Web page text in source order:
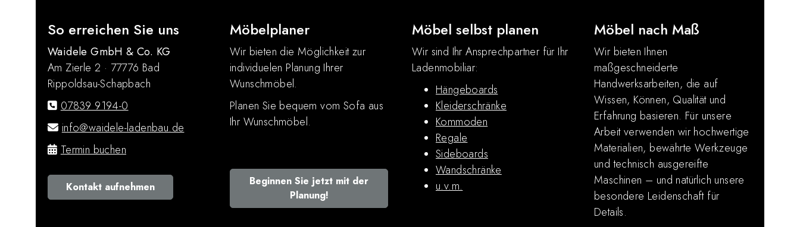
So erreichen Sie uns
Waidele GmbH & Co. KG
Am Zierle 2 · 77776 Bad
Rippoldsau-Schapbach
07839 9194-0
info@waidele-ladenbau.de
Termin buchen
Kontakt aufnehmen
Möbelplaner
Wir bieten die Möglichkeit zur
individuelen Planung Ihrer
Wunschmöbel.
Planen Sie bequem vom Sofa aus
Ihr Wunschmöbel.
Beginnen Sie jetzt mit der
Planung!
Möbel selbst planen
Wir sind Ihr Ansprechpartner für Ihr
Ladenmobiliar:
Hängeboards
Kleiderschränke
Kommoden
Regale
Sideboards
Wandschränke
u.v.m.
Möbel nach Maß
Wir bieten Ihnen
maßgeschneiderte
Handwerksarbeiten, die auf
Wissen, Können, Qualität und
Erfahrung basieren. Für unsere
Arbeit verwenden wir hochwertige
Materialien, bewährte Werkzeuge
und technisch ausgereifte
Maschinen – und natürlich unsere
besondere Leidenschaft für
Details.